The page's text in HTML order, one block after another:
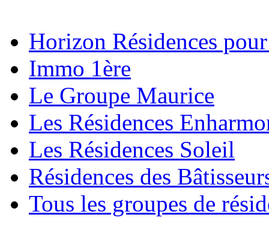
Horizon Résidences
Immo 1ère
Le Groupe Maurice
Les Résidences
Les Résidences Soleil
Résidences des
Tous les groupes de